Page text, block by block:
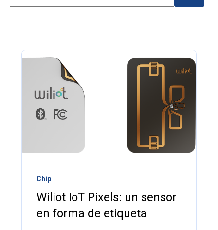
Chip
Wiliot IoT Pixels: un sensor
en forma de etiqueta